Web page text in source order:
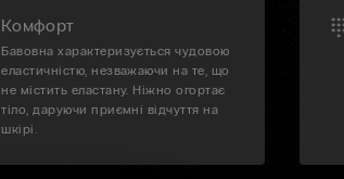
Комфорт
Бавовна характеризується чудовою
еластичністю, незважаючи на те, що
не містить еластану. Ніжно огортає
тіло, даруючи приємні відчуття на
шкірі.